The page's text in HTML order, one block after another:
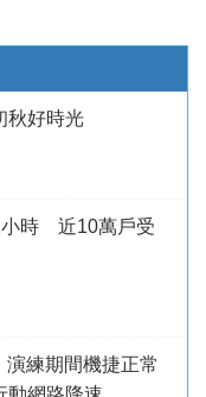
秋好時光
小時 近10萬戶受
練期間機捷正常